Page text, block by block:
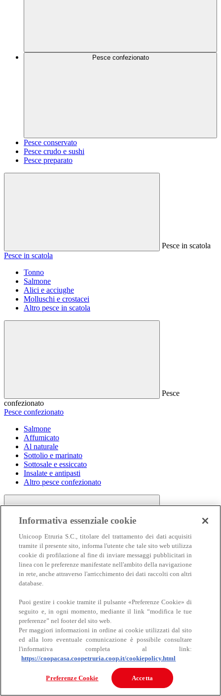
Pesce confezionato
Pesce conservato
Pesce crudo e sushi
Pesce preparato
Pesce in scatola
Pesce in scatola
Tonno
Salmone
Alici e acciughe
Molluschi e crostacei
Altro pesce in scatola
Pesce
confezionato
Pesce confezionato
Salmone
Affumicato
Al naturale
Sottolio e marinato
Sottosale e essiccato
Insalate e antipasti
Altro pesce confezionato
Carne
Carne
Bovino
Informativa essenziale cookie
Unicoop Etruria S.C., titolare del trattamento dei dati acquisiti
tramite il presente sito, informa l'utente che tale sito web utilizza
cookie di profilazione al fine di inviare messaggi pubblicitari in
linea con le preferenze manifestate nell'ambito della navigazione
in rete, anche attraverso l'arricchimento dei dati raccolti con altri
database.
Puoi gestire i cookie tramite il pulsante «Preferenze Cookie» di
seguito e, in ogni momento, mediante il link “modifica le tue
preferenze” nel footer del sito web.
Per maggiori informazioni in ordine ai cookie utilizzati dal sito
ed alla loro eventuale comunicazione è possibile consultare
l'informativa completa al link:
https://coopacasa.coopetruria.coop.it/cookiepolicy.html
Preferenze Cookie Accetta